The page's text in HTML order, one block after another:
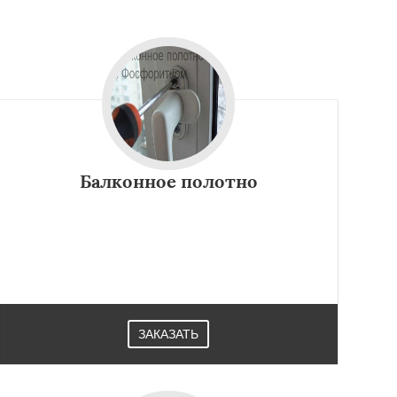
Балконное полотно
ЗАКАЗАТЬ